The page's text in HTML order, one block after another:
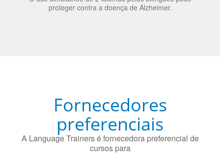
Fornecedores
preferenciais